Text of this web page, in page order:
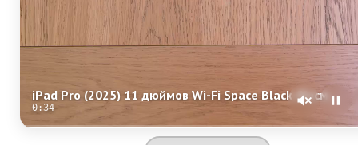
iPad Pro (2025) 11 дюймов Wi-Fi Space Black (Космический черный) Standard glass
0:34